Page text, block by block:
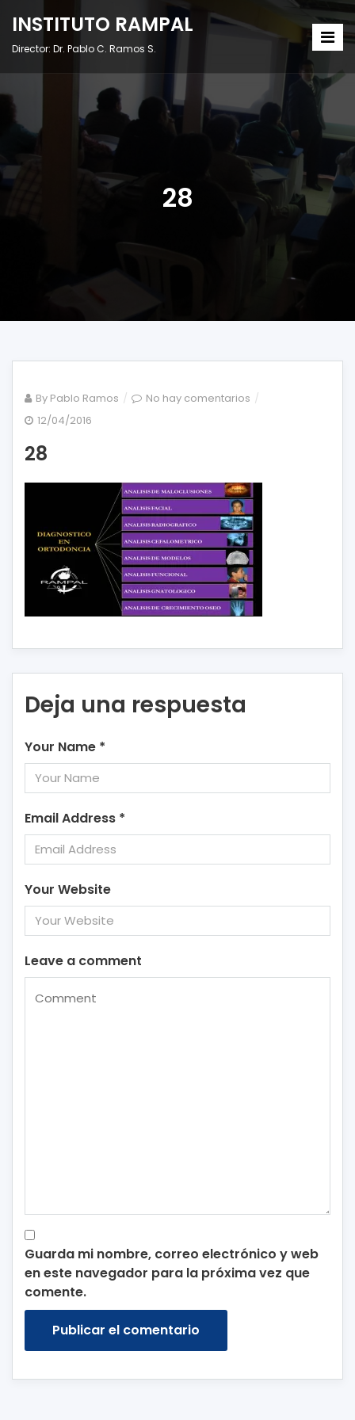
INSTITUTO RAMPAL
Director: Dr. Pablo C. Ramos S.
28
By Pablo Ramos No hay comentarios en
12/04/2016
28
Deja una respuesta
Your Name *
Email Address *
Your Website
Leave a comment
Guarda mi nombre, correo electrónico y web
en este navegador para la próxima vez que
comente.